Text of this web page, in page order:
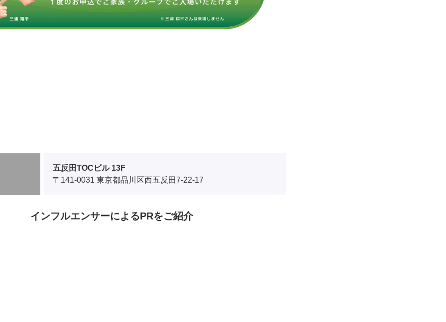
五反田TOCビル 13F
〒141-0031 東京都品川区西五反田7-22-17
インフルエンサーによるPRをご紹介